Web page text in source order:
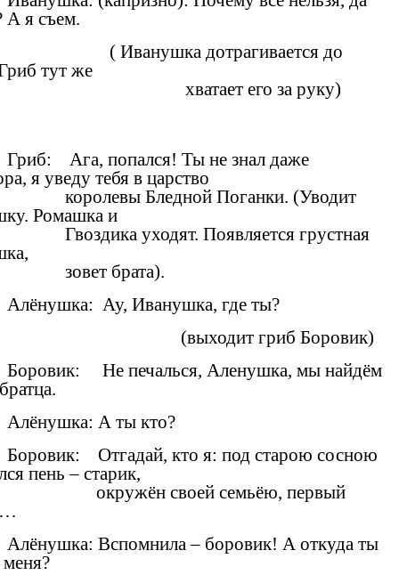
А я съем.
( Иванушка дотрагивается до
тут же
хватает его за руку)
Гриб: Ага, попался! Ты не знал даже
я уведу тебя в царство
королевы Бледной Поганки. (Уводит
Ромашка и
Гвоздика уходят. Появляется грустная
зовет брата).
Алёнушка: Ау, Иванушка, где ты?
(выходит гриб Боровик)
Боровик: Не печалься, Аленушка, мы найдём
Алёнушка: А ты кто?
Боровик: Отгадай, кто я: под старою сосною
пень – старик,
окружён своей семьёю, первый
Алёнушка: Вспомнила – боровик! А откуда ты